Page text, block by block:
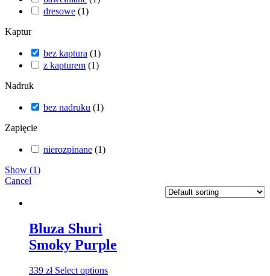
dresowe (1)
Kaptur
bez kaptura (1)
z kapturem (1)
Nadruk
bez nadruku (1)
Zapięcie
nierozpinane (1)
Show (1)
Cancel
Bluza Shuri
Smoky Purple
339 zł Select options